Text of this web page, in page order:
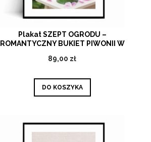
Plakat SZEPT OGRODU –
ROMANTYCZNY BUKIET PIWONII W
89,00 zł
DO KOSZYKA